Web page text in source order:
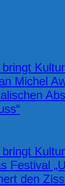
Michel
Festival
den